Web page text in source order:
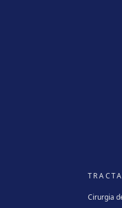
Cirurgia